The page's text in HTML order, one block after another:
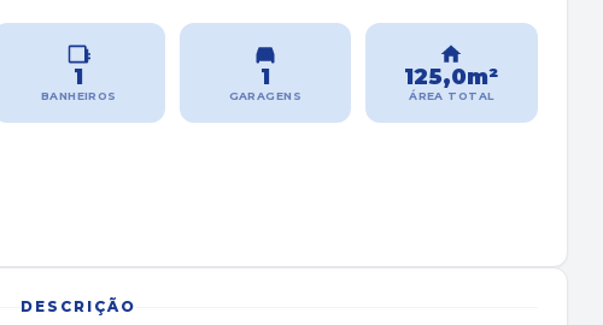
1
BANHEIROS
1
GARAGENS
125,0m²
ÁREA TOTAL
DESCRIÇÃO